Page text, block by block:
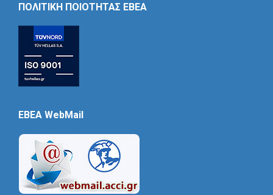
ΠΟΛΙΤΙΚΗ ΠΟΙΟΤΗΤΑΣ ΕΒΕΑ
EBEA WebMail